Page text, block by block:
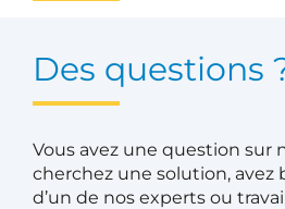
Des questions
Vous avez une question sur
cherchez une solution, avez
d’un de nos experts ou